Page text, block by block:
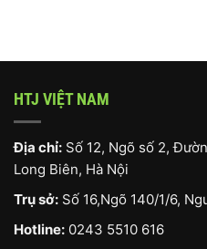
HTJ VIỆT NAM
Địa chỉ: Số 12, Ngõ số 2,
Long Biên, Hà Nội
Trụ sở: Số 16,Ngõ 140/1/6,
Hotline: 0243 5510 616